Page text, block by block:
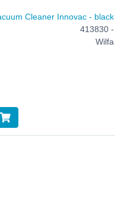
Cleaner Innovac - black
413830 -
Wilfa